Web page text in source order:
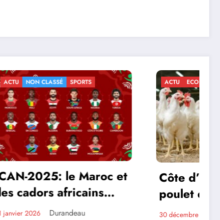
et
ACTU ECONOMIE NON CLASSÉ
Côte d’Ivoire : le
poulet devrait coûter
plus cher à partir de
30 décembre 2025 Durandeau